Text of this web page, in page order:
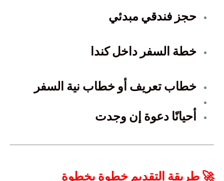
حجز فندقي مبدئي
خطة السفر داخل كندا
خطاب تعريف أو خطاب نية السفر
أحيانًا دعوة إن وجدت
🚀 طريقة التقديم خطوة بخطوة